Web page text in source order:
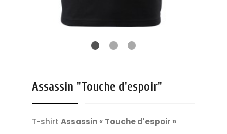
Assassin "Touche d'espoir"
T-shirt Assassin « Touche d'espoir »